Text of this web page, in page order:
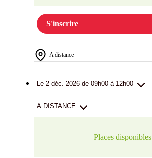
S'inscrire
A distance
Le 2 déc. 2026 de 09h00 à 12h00
A DISTANCE
Places disponibles